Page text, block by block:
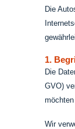
Die
1.
Die
GVO)
Wir